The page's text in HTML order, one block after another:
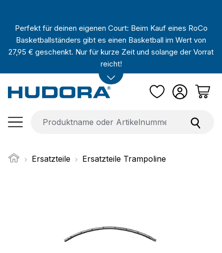
Perfekt für deinen eigenen Court: Beim Kauf eines RoCo
Basketballständers gibt es einen Basketball im Wert von
27,95 € geschenkt. Nur für kurze Zeit und solange der Vorrat
reicht!
Ersatzteile Ersatzteile Trampoline